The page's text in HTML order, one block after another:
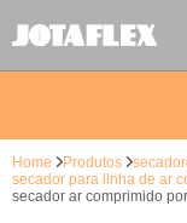
Home Produtos
secador para linha de ar
secador ar comprimido